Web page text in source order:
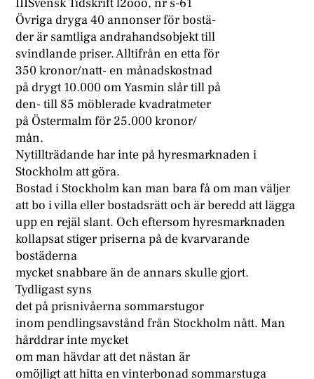
IIISvensk Tidskrift l2ooo, nr s-61
Övriga dryga 40 annonser för bostä-
der är samtliga andrahandsobjekt till
svindlande priser. Alltifrån en etta för
350 kronor/natt- en månadskostnad
på drygt 10.000 om Yasmin slår till på
den- till 85 möblerade kvadratmeter
på Östermalm för 25.000 kronor/
mån.
Nytillträdande har inte på hyresmarknaden i
Stockholm att göra.
Bostad i Stockholm kan man bara få om man väljer
att bo i villa eller bostadsrätt och är beredd att lägga
upp en rejäl slant. Och eftersom hyresmarknaden
kollapsat stiger priserna på de kvarvarande
bostäderna
mycket snabbare än de annars skulle gjort.
Tydligast syns
det på prisnivåerna sommarstugor
inom pendlingsavstånd från Stockholm nått. Man
hårddrar inte mycket
om man hävdar att det nästan är
omöjligt att hitta en vinterbonad sommarstuga